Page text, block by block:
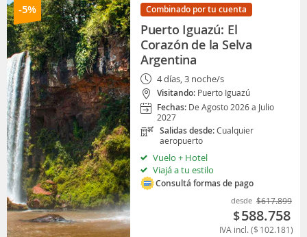
-5% Combinado por tu cuenta
Puerto Iguazú: El
Corazón de la Selva
Argentina
4 días, 3 noche/s
Visitando: Puerto Iguazú
Fechas: De Agosto 2026 a Julio
2027
Salidas desde:Cualquier
aeropuerto
Vuelo + Hotel
Viajá a tu estilo
Consultá formas de pago
desde $617.899
$588.758
IVA incl. ($ 102.181)